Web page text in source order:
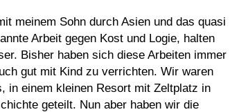
meinem Sohn durch Asien und das quasi
Arbeit gegen Kost und Logie, halten
Bisher haben sich diese Arbeiten immer
gut mit Kind zu verrichten. Wir waren
in einem kleinen Resort mit Zeltplatz in
geteilt. Nun aber haben wir die